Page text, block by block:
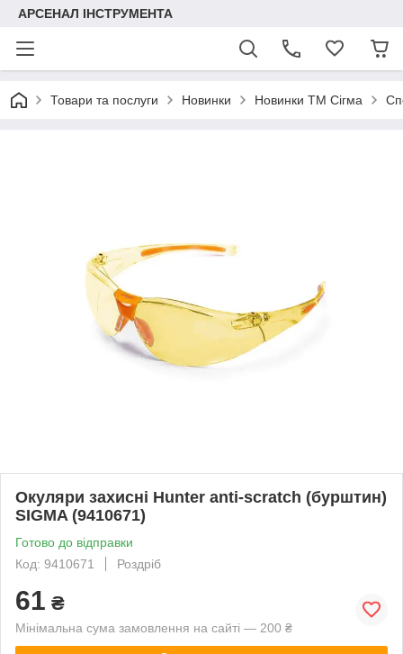
АРСЕНАЛ ІНСТРУМЕНТА
Товари та послуги Новинки Новинки ТМ Сігма
Окуляри захисні Hunter anti-scratch (бурштин)
SIGMA (9410671)
Готово до відправки
Код: 9410671
Роздріб
61 ₴
Мінімальна сума замовлення на сайті — 200 ₴